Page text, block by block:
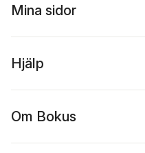
Mina sidor
Hjälp
Om Bokus